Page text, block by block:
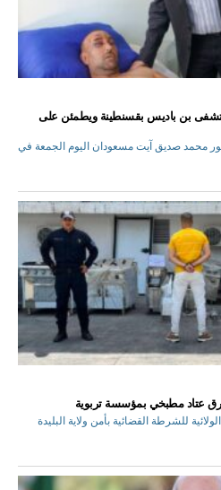
بن باديس بقسنطينة ويطمئن على
محمد صديق آيت مسعودان اليوم الجمعة في
عتاد مطبخي بمؤسسة تربوية
للشرطة القضائية بأمن ولاية البليدة